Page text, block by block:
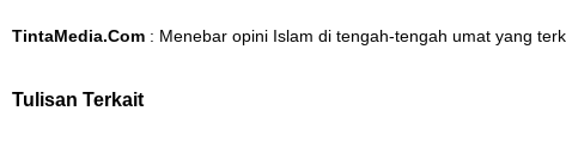
TintaMedia.Com : Menebar opini Islam di tengah-tengah umat yang
Tulisan Terkait